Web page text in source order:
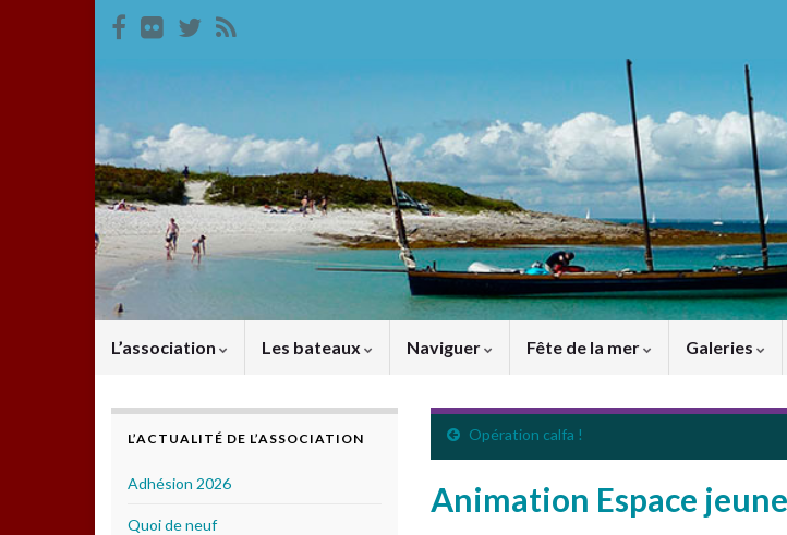
L’association Les bateaux Naviguer Fête de la mer Galeries
Opération calfa !
Animation Espace
L’ACTUALITÉ DE L’ASSOCIATION
Adhésion 2026
Quoi de neuf